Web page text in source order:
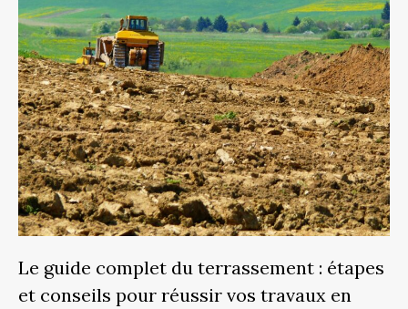
Le guide complet du terrassement : étapes
et conseils pour réussir vos travaux en